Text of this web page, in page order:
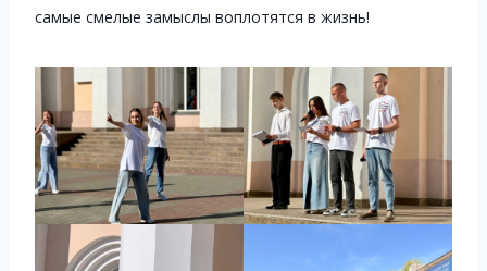
самые смелые замыслы воплотятся в жизнь!